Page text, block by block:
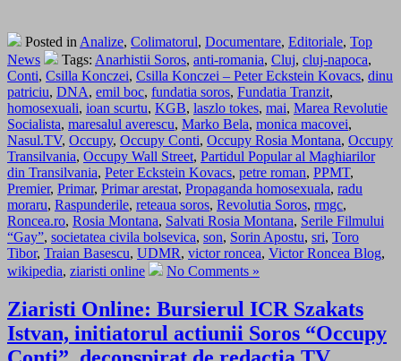
Posted in Analize, Colimatorul, Documentare, Editoriale, Top
News
Tags: Anarhistii Soros, anti-romania, Cluj, cluj-napoca,
Conti, Csilla Konczei, Csilla Konczei – Peter Eckstein Kovacs, dinu
patriciu, DNA, emil boc, fundatia soros, Fundatia Tranzit,
homosexuali, ioan scurtu, KGB, laszlo tokes, mai, Marea Revolutie
Socialista, maresalul averescu, Marko Bela, monica macovei,
Nasul.TV, Occupy, Occupy Conti, Occupy Rosia Montana, Occupy
Transilvania, Occupy Wall Street, Partidul Popular al Maghiarilor
din Transilvania, Peter Eckstein Kovacs, petre roman, PPMT,
Premier, Primar, Primar arestat, Propaganda homosexuala, radu
moraru, Raspunderile, reteaua soros, Revolutia Soros, rmgc,
Roncea.ro, Rosia Montana, Salvati Rosia Montana, Serile Filmului
“Gay”, societatea civila bolsevica, son, Sorin Apostu, sri, Toro
Tibor, Traian Basescu, UDMR, victor roncea, Victor Roncea Blog,
wikipedia, ziaristi online No Comments »
Ziaristi Online: Bursierul ICR Szakats
Istvan, initiatorul actiunii Soros “Occupy